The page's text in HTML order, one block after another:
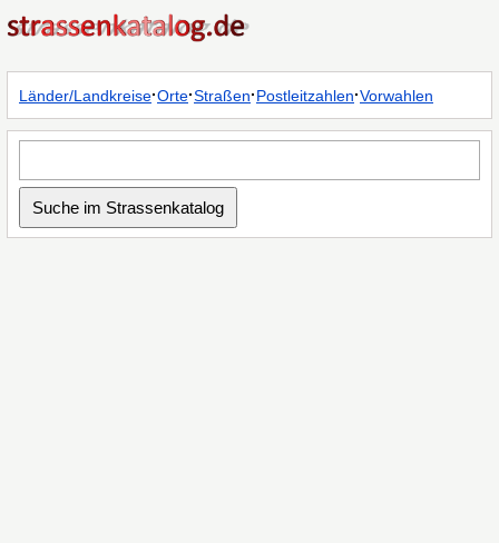
Länder/Landkreise·Orte·Straßen·Postleitzahlen·Vorwahlen